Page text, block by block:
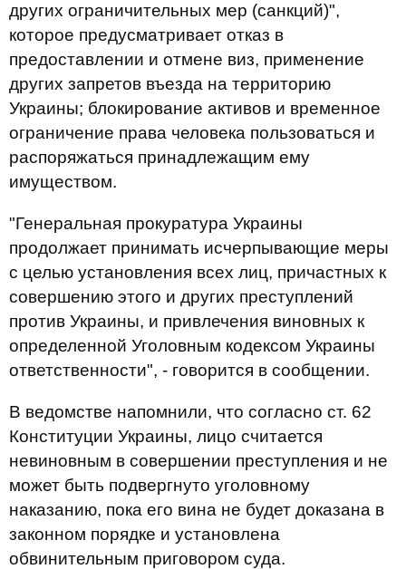
других ограничительных мер (санкций)",
которое предусматривает отказ в
предоставлении и отмене виз, применение
других запретов въезда на территорию
Украины; блокирование активов и временное
ограничение права человека пользоваться и
распоряжаться принадлежащим ему
имуществом.
"Генеральная прокуратура Украины
продолжает принимать исчерпывающие меры
с целью установления всех лиц, причастных к
совершению этого и других преступлений
против Украины, и привлечения виновных к
определенной Уголовным кодексом Украины
ответственности", - говорится в сообщении.
В ведомстве напомнили, что согласно ст. 62
Конституции Украины, лицо считается
невиновным в совершении преступления и не
может быть подвергнуто уголовному
наказанию, пока его вина не будет доказана в
законном порядке и установлена ​​
обвинительным приговором суда.